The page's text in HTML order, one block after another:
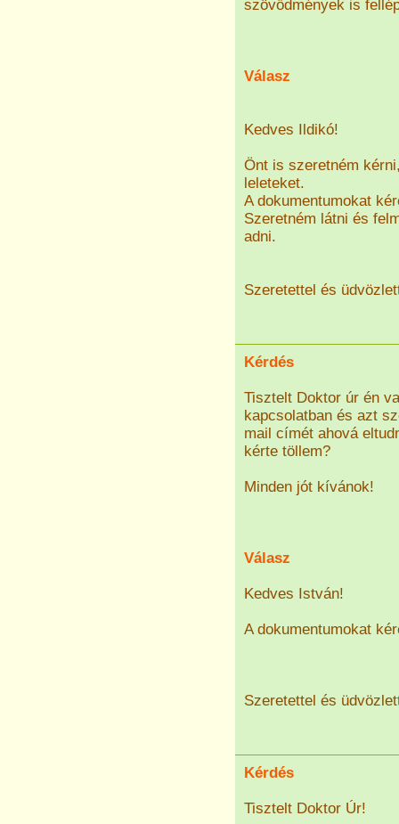
szövődmények is
Válasz
Kedves Ildikó!
Önt is szeretném
leleteket.
A dokumentumokat
Szeretném látni és
adni.
Szeretettel és
Kérdés
Tisztelt Doktor úr én
kapcsolatban és azt
mail címét ahová
kérte töllem?
Minden jót kívánok!
Válasz
Kedves István!
A dokumentumokat
Szeretettel és
Kérdés
Tisztelt Doktor Úr!